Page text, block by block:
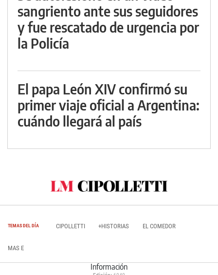
sangriento ante sus seguidores
y fue rescatado de urgencia por
la Policía
El papa León XIV confirmó su
primer viaje oficial a Argentina:
cuándo llegará al país
TEMAS DEL DÍA CIPOLLETTI +HISTORIAS EL COMEDOR
MAS E
Información